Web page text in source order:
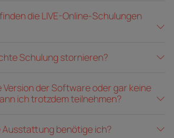
die LIVE-Online-Schulungen
Schulung stornieren?
Version der Software oder gar keine
ich trotzdem teilnehmen?
benötige ich?